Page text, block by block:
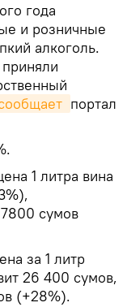
года
и розничные
алкоголь.
портал
1 литра вина
сумов
за 1 литр
26 400 сумов,
(+28%).